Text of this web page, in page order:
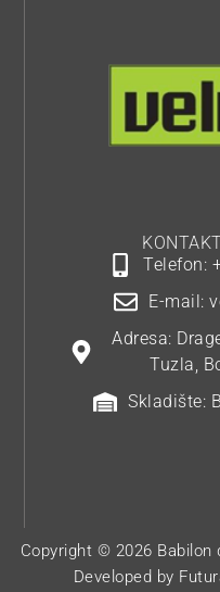
Telefon:
E-mail:
Adresa:
Tuzla,
Skladište:
Copyright © 2026 Babilon
Developed by